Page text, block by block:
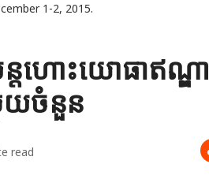
1-2, 2015.
ដហោះយោធាឥណ្ឌា
យចំនួន
read